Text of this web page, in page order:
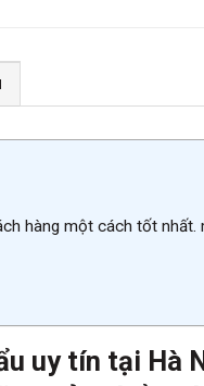
hàng một cách tốt nhất.
uy tín tại Hà